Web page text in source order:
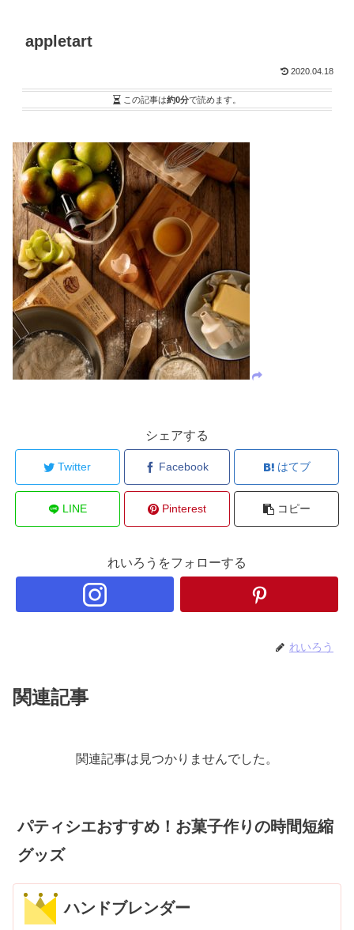
appletart
2020.04.18
この記事は約0分で読めます。
シェアする
Twitter Facebook はてブ
LINE Pinterest コピー
れいろうをフォローする
れいろう
関連記事
関連記事は見つかりませんでした。
パティシエおすすめ！お菓子作りの時間短縮
グッズ
ハンドブレンダー